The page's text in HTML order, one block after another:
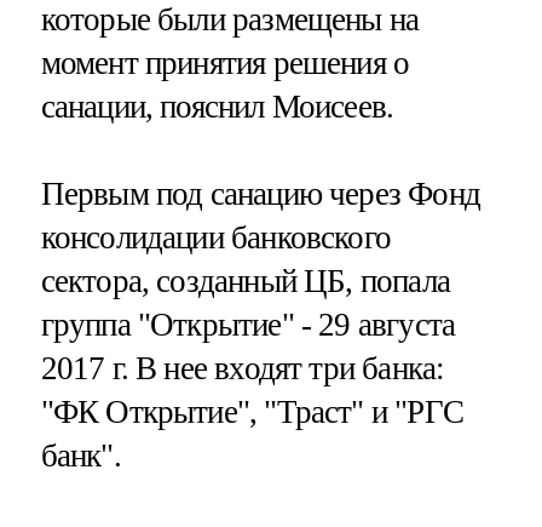
которые были размещены на
момент принятия решения о
санации, пояснил Моисеев.
Первым под санацию через Фонд
консолидации банковского
сектора, созданный ЦБ, попала
группа "Открытие" - 29 августа
2017 г. В нее входят три банка:
"ФК Открытие", "Траст" и "РГС
банк".